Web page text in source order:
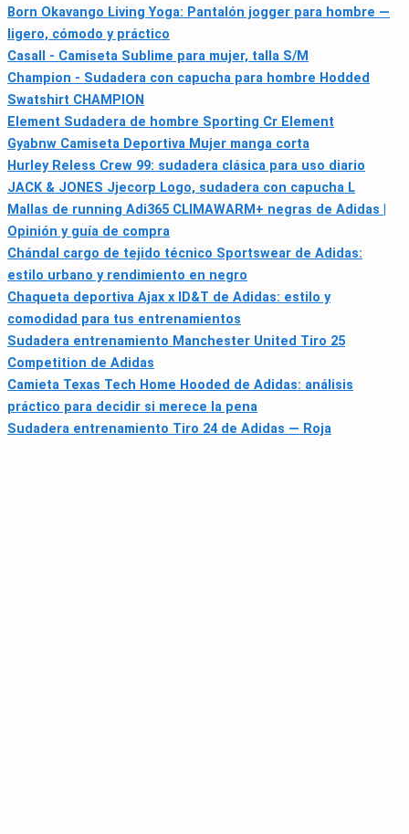
Born Okavango Living Yoga: Pantalón jogger para hombre —
ligero, cómodo y práctico
Casall - Camiseta Sublime para mujer, talla S/M
Champion - Sudadera con capucha para hombre Hodded
Swatshirt CHAMPION
Element Sudadera de hombre Sporting Cr Element
Gyabnw Camiseta Deportiva Mujer manga corta
Hurley Reless Crew 99: sudadera clásica para uso diario
JACK & JONES Jjecorp Logo, sudadera con capucha L
Mallas de running Adi365 CLIMAWARM+ negras de Adidas |
Opinión y guía de compra
Chándal cargo de tejido técnico Sportswear de Adidas:
estilo urbano y rendimiento en negro
Chaqueta deportiva Ajax x ID&T de Adidas: estilo y
comodidad para tus entrenamientos
Sudadera entrenamiento Manchester United Tiro 25
Competition de Adidas
Camieta Texas Tech Home Hooded de Adidas: análisis
práctico para decidir si merece la pena
Sudadera entrenamiento Tiro 24 de Adidas — Roja